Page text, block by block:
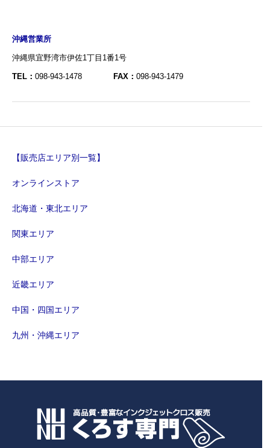
沖縄営業所
沖縄県宜野湾市伊佐1丁目1番1号
TEL： 098-943-1478 FAX： 098-943-1479
【販売店エリア別一覧】
オンラインストア
北海道・東北エリア
関東エリア
中部エリア
近畿エリア
中国・四国エリア
九州・沖縄エリア